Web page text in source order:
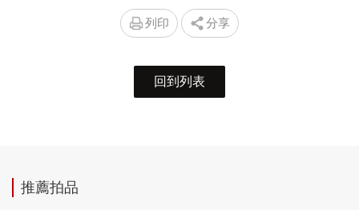
列印 分享
回到列表
推薦拍品